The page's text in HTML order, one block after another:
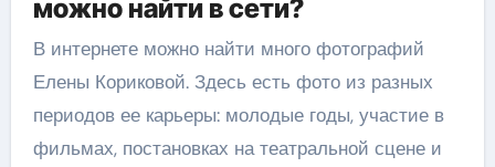
можно найти в сети?
В интернете можно найти много фотографий
Елены Кориковой. Здесь есть фото из разных
периодов ее карьеры: молодые годы, участие в
фильмах, постановках на театральной сцене и